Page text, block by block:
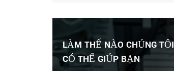
LÀM THẾ NÀO CHÚNG TÔI
CÓ THỂ GIÚP BẠN